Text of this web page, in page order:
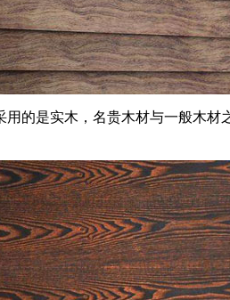
的是实木，名贵木材与一般木